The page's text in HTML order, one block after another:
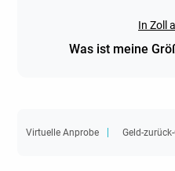
In Zoll
Was ist meine
Virtuelle Anprobe Geld-